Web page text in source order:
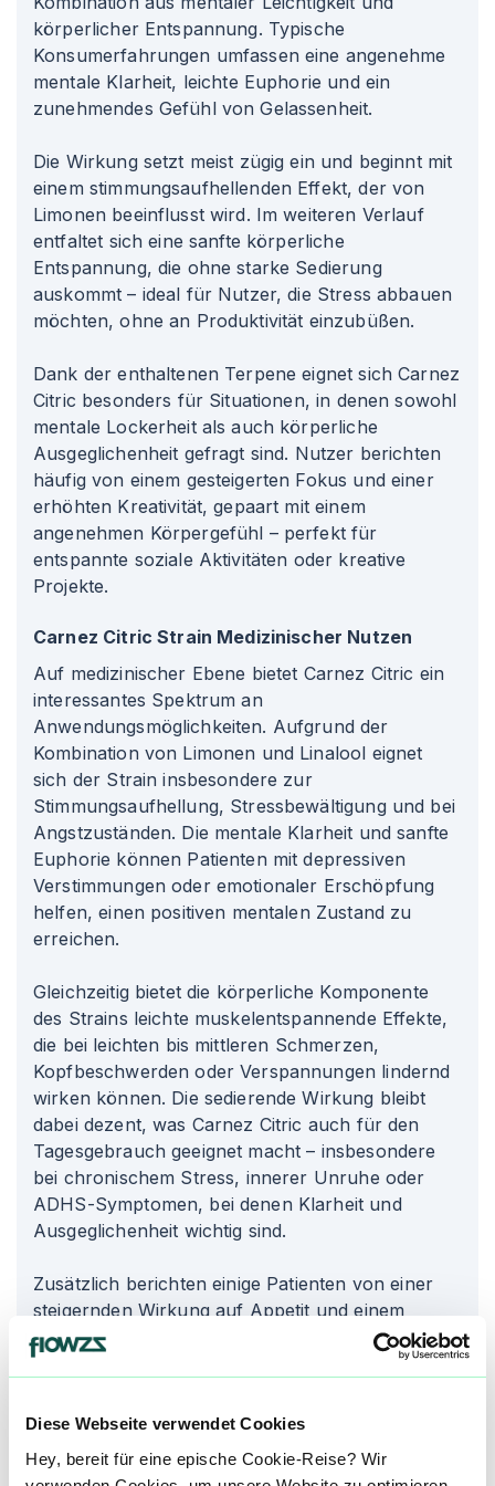
Diese Webseite verwendet Cookies
Hey, bereit für eine epische Cookie-Reise? Wir
körperlicher Entspannung. Typische
Konsumerfahrungen umfassen eine angenehme
mentale Klarheit, leichte Euphorie und ein
zunehmendes Gefühl von Gelassenheit.
Die Wirkung setzt meist zügig ein und beginnt mit
einem stimmungsaufhellenden Effekt, der von
Limonen beeinflusst wird. Im weiteren Verlauf
entfaltet sich eine sanfte körperliche
Entspannung, die ohne starke Sedierung
auskommt – ideal für Nutzer, die Stress abbauen
möchten, ohne an Produktivität einzubüßen.
Dank der enthaltenen Terpene eignet sich Carnez
Citric besonders für Situationen, in denen sowohl
mentale Lockerheit als auch körperliche
Ausgeglichenheit gefragt sind. Nutzer berichten
häufig von einem gesteigerten Fokus und einer
erhöhten Kreativität, gepaart mit einem
angenehmen Körpergefühl – perfekt für
entspannte soziale Aktivitäten oder kreative
Projekte.
Carnez Citric Strain Medizinischer Nutzen
Auf medizinischer Ebene bietet Carnez Citric ein
interessantes Spektrum an
Anwendungsmöglichkeiten. Aufgrund der
Kombination von Limonen und Linalool eignet
sich der Strain insbesondere zur
Stimmungsaufhellung, Stressbewältigung und bei
Angstzuständen. Die mentale Klarheit und sanfte
Euphorie können Patienten mit depressiven
Verstimmungen oder emotionaler Erschöpfung
helfen, einen positiven mentalen Zustand zu
erreichen.
Gleichzeitig bietet die körperliche Komponente
des Strains leichte muskelentspannende Effekte,
die bei leichten bis mittleren Schmerzen,
Kopfbeschwerden oder Verspannungen lindernd
wirken können. Die sedierende Wirkung bleibt
dabei dezent, was Carnez Citric auch für den
Tagesgebrauch geeignet macht – insbesondere
bei chronischem Stress, innerer Unruhe oder
ADHS-Symptomen, bei denen Klarheit und
Ausgeglichenheit wichtig sind.
Zusätzlich berichten einige Patienten von einer
steigernden Wirkung auf Appetit und einem
reduzierten Übelkeitsempfinden, was den Strain
auch für Patienten in onkologischer oder
Community. Hast du den Carnez Citric Strain